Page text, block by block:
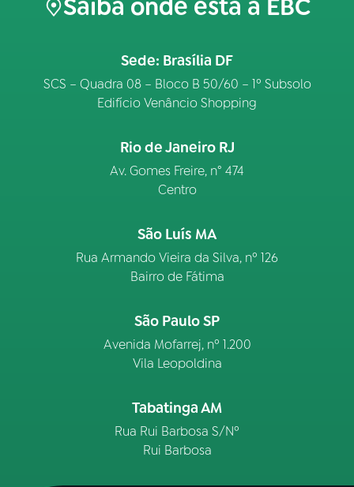
Saiba onde está a EBC
Sede: Brasília DF
SCS – Quadra 08 – Bloco B 50/60 – 1º Subsolo
Edifício Venâncio Shopping
Rio de Janeiro RJ
Av. Gomes Freire, n° 474
Centro
São Luís MA
Rua Armando Vieira da Silva, nº 126
Bairro de Fátima
São Paulo SP
Avenida Mofarrej, nº 1.200
Vila Leopoldina
Tabatinga AM
Rua Rui Barbosa S/Nº
Rui Barbosa